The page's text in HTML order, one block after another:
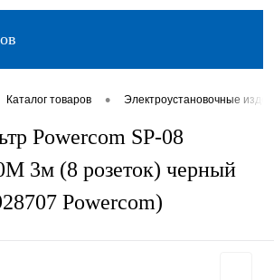
Каталог товаров • Электроустановочные
Powercom SP-08
3м (8 розеток) черный
Powercom)